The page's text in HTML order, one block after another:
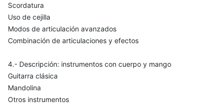
Scordatura
Uso de cejilla
Modos de articulación avanzados
Combinación de articulaciones y efectos
4.- Descripción: instrumentos con cuerpo y mango
Guitarra clásica
Mandolina
Otros instrumentos